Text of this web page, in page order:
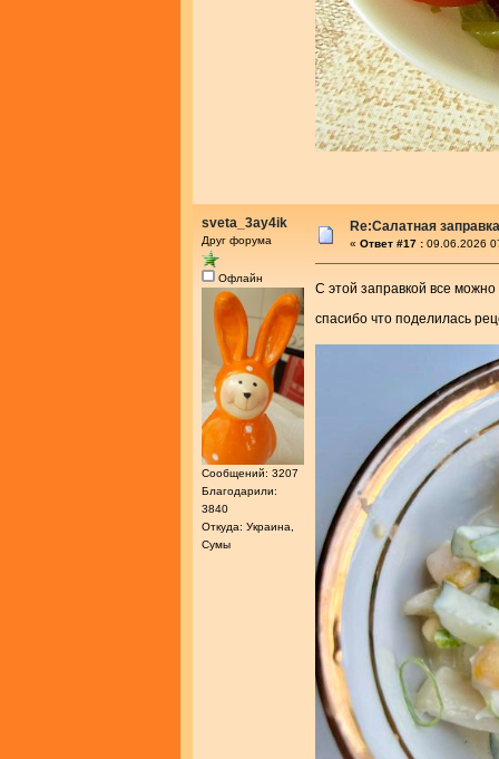
sveta_3ay4ik
Друг форума
Офлайн
Сообщений: 3207
Благодарили:
3840
Откуда: Украина,
Сумы
Re:Салатная
« Ответ #17 : 09.06.2026
С этой заправкой все
спасибо что поделилась